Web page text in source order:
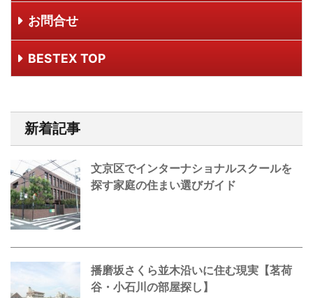
お問合せ
BESTEX TOP
新着記事
文京区でインターナショナルスクールを
探す家庭の住まい選びガイド
播磨坂さくら並木沿いに住む現実【茗荷
谷・小石川の部屋探し】